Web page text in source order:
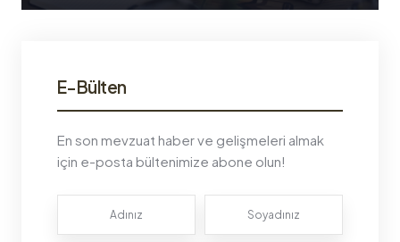
E-Bülten
En son mevzuat haber ve gelişmeleri almak
için e-posta bültenimize abone olun!